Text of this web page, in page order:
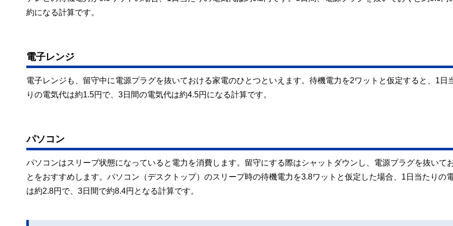
約になる計算です。
電子レンジ
電子レンジも、留守中に電源プラグを抜いておける家電のひとつといえます。待機電力を2ワットと仮定すると、1日
りの電気代は約1.5円で、3日間の電気代は約4.5円になる計算です。
パソコン
パソコンはスリープ状態になっていると電力を消費します。留守にする際はシャットダウンし、電源プラグを抜いて
とをおすすめします。パソコン（デスクトップ）のスリープ時の待機電力を3.8ワットと仮定した場合、1日当たりの
は約2.8円で、3日間で約8.4円となる計算です。